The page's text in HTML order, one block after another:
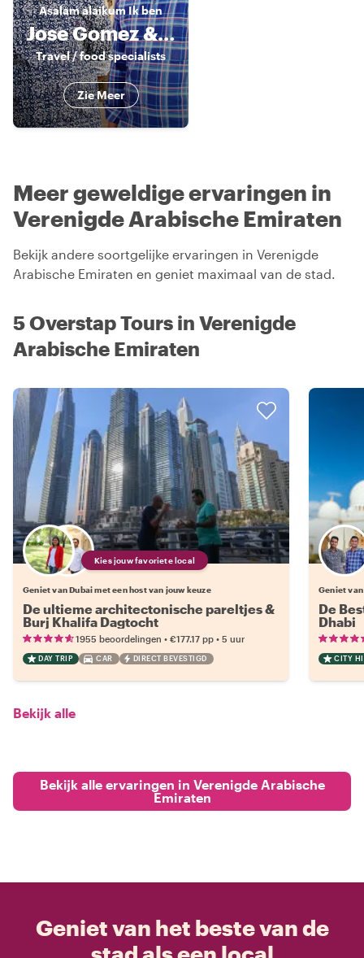
Asalam alaikumIk ben
Jose Gomez & Sandy Nat
Travel / food specialists
Zie Meer
Meer geweldige ervaringen in
Verenigde Arabische Emiraten
Bekijk andere soortgelijke ervaringen in Verenigde
Arabische Emiraten en geniet maximaal van de stad.
5 Overstap Tours in Verenigde
Arabische Emiraten
Kies jouw favoriete local
Geniet van Dubai met een host van jouw keuze
De ultieme architectonische pareltjes &
Burj Khalifa Dagtocht
1955 beoordelingen • €177.17 pp • 5 uur
DAY TRIP CAR DIRECT BEVESTIGD
Geniet van
De
Dhabi
CITY
Bekijk alle
Bekijk alle ervaringen in Verenigde Arabische
Emiraten
Geniet van het beste van de